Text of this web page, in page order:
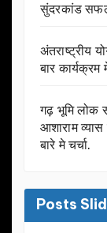
सुंदरकांड
अंतराष्ट्रीय
बार कार्यक्रम
गढ़ भूमि लोक
आशाराम
बारे मे चर्चा.
Posts